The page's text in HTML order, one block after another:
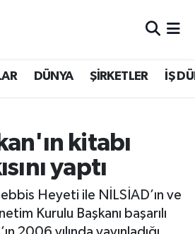
DÜNYA ŞİRKETLER İŞ
kitabı
yaptı
Heyeti ile NİLSİAD’ın ve
Kurulu Başkanı başarılı